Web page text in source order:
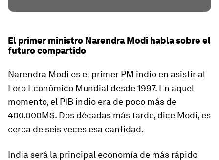
El primer ministro Narendra Modi habla sobre el
futuro compartido
Narendra Modi es el primer PM indio en asistir al
Foro Económico Mundial desde 1997. En aquel
momento, el PIB indio era de poco más de
400.000M$. Dos décadas más tarde, dice Modi, es
cerca de seis veces esa cantidad.
India será la principal economía de más rápido